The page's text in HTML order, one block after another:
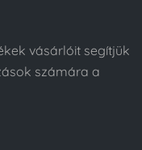
vásárlóit segítjük
számára a